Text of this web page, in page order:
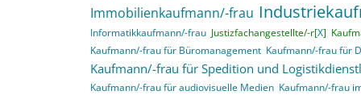
Immobilienkaufmann/-frau
Informatikkaufmann/-frau Justizfachangestellte/-r[X]
Kaufmann/-frau für Büromanagement Kaufmann/-frau für
Kaufmann/-frau für Spedition und
Kaufmann/-frau für audiovisuelle Medien Kaufmann/-frau